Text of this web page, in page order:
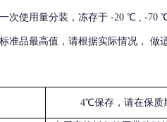
次使用量分装，冻存于 -20 ℃ , -70 ℃
准品最高值，请根据实际情况， 做
4℃保存，请在保质